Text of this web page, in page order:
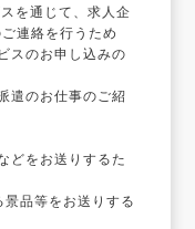
を通じて、求人企
連絡を行うため
スのお申し込みの
遣のお仕事のご紹
どをお送りするた
品等をお送りする